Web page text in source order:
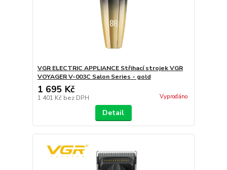
VGR ELECTRIC APPLIANCE Střihací strojek VGR
VOYAGER V-003C Salon Series - gold
1 695 Kč
1 401 Kč bez DPH Vyprodáno
Detail